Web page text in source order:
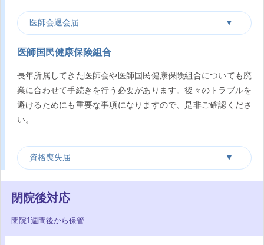
医師会退会届
医師国民健康保険組合
長年所属してきた医師会や医師国民健康保険組合についても廃
業に合わせて手続きを行う必要があります。後々のトラブルを
避けるためにも重要な事項になりますので、是非ご確認くださ
い。
資格喪失届
閉院後対応
閉院1週間後から保管